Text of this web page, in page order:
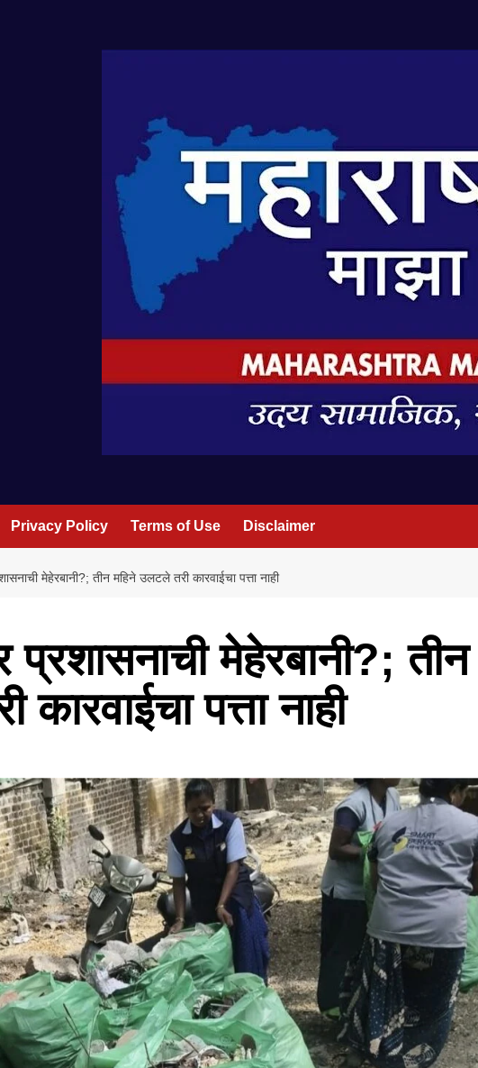
Privacy Policy Terms of Use Disclaimer
मेहेरबानी?; तीन महिने उलटले तरी कारवाईचा पत्ता नाही
प्रशासनाची मेहेरबानी?; तीन
पत्ता नाही